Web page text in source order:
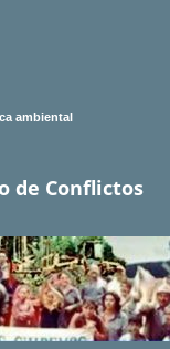
ambiental
de Conflictos